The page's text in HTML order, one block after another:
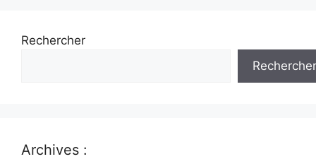
Rechercher
Rechercher
Archives :